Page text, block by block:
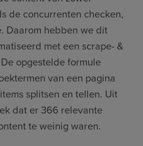
de concurrenten checken,
Daarom hebben we dit
met een scrape- &
opgestelde formule
van een pagina
splitsen en tellen. Uit
dat er 366 relevante
te weinig waren.